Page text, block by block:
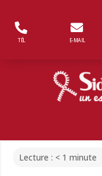
TÉL E-MAIL
Lecture : < 1 minute